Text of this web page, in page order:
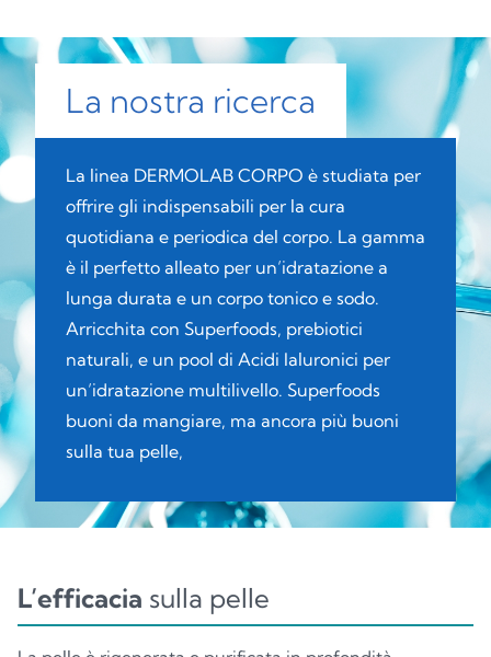
La nostra ricerca
La linea DERMOLAB CORPO è studiata per
offrire gli indispensabili per la cura
quotidiana e periodica del corpo. La gamma
è il perfetto alleato per un’idratazione a
lunga durata e un corpo tonico e sodo.
Arricchita con Superfoods, prebiotici
naturali, e un pool di Acidi Ialuronici per
un’idratazione multilivello. Superfoods
buoni da mangiare, ma ancora più buoni
sulla tua pelle,
L’efficacia sulla pelle